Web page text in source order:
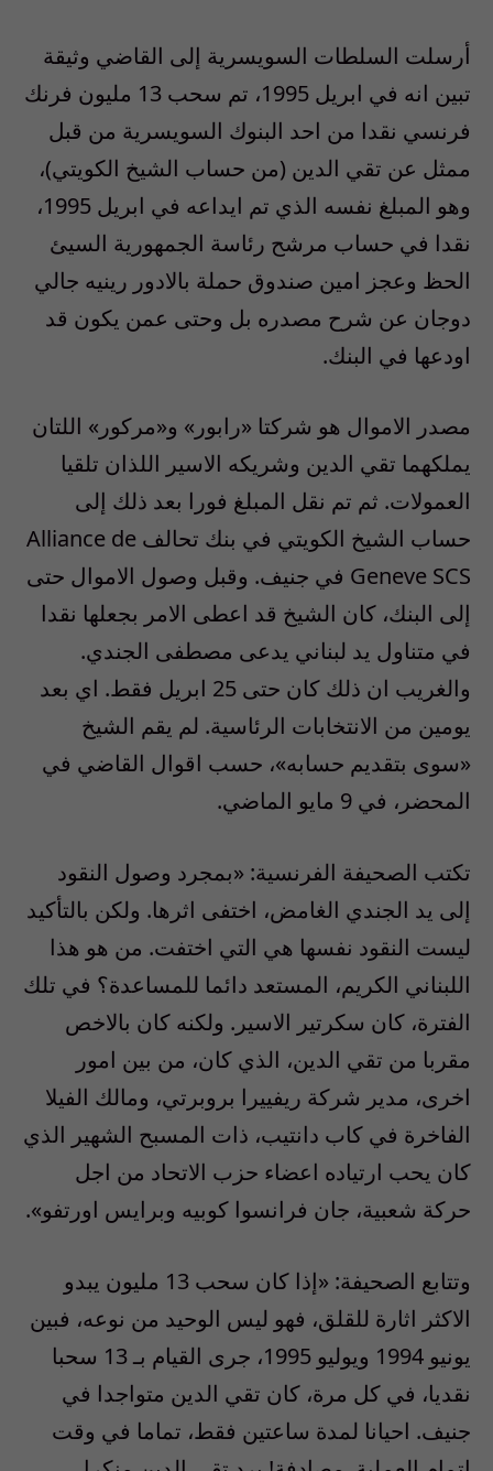
أرسلت السلطات السويسرية إلى القاضي وثيقة
تبين انه في ابريل 1995، تم سحب 13 مليون فرنك
فرنسي نقدا من احد البنوك السويسرية من قبل
ممثل عن تقي الدين (من حساب الشيخ الكويتي)،
وهو المبلغ نفسه الذي تم ايداعه في ابريل 1995،
نقدا في حساب مرشح رئاسة الجمهورية السيئ
الحظ وعجز امين صندوق حملة بالادور رينيه جالي
دوجان عن شرح مصدره بل وحتى عمن يكون قد
اودعها في البنك.
مصدر الاموال هو شركتا «رابور» و«مركور» اللتان
يملكهما تقي الدين وشريكه الاسير اللذان تلقيا
العمولات. ثم تم نقل المبلغ فورا بعد ذلك إلى
حساب الشيخ الكويتي في بنك تحالف Alliance de
Geneve SCS في جنيف. وقبل وصول الاموال حتى
إلى البنك، كان الشيخ قد اعطى الامر بجعلها نقدا
في متناول يد لبناني يدعى مصطفى الجندي.
والغريب ان ذلك كان حتى 25 ابريل فقط. اي بعد
يومين من الانتخابات الرئاسية. لم يقم الشيخ
«سوى بتقديم حسابه»، حسب اقوال القاضي في
المحضر، في 9 مايو الماضي.
تكتب الصحيفة الفرنسية: «بمجرد وصول النقود
إلى يد الجندي الغامض، اختفى اثرها. ولكن بالتأكيد
ليست النقود نفسها هي التي اختفت. من هو هذا
اللبناني الكريم، المستعد دائما للمساعدة؟ في تلك
الفترة، كان سكرتير الاسير. ولكنه كان بالاخص
مقربا من تقي الدين، الذي كان، من بين امور
اخرى، مدير شركة ريفييرا بروبرتي، ومالك الفيلا
الفاخرة في كاب دانتيب، ذات المسبح الشهير الذي
كان يحب ارتياده اعضاء حزب الاتحاد من اجل
حركة شعبية، جان فرانسوا كوبيه وبرايس اورتفو».
وتتابع الصحيفة: «إذا كان سحب 13 مليون يبدو
الاكثر اثارة للقلق، فهو ليس الوحيد من نوعه، فبين
يونيو 1994 ويوليو 1995، جرى القيام بـ 13 سحبا
نقديا، في كل مرة، كان تقي الدين متواجدا في
جنيف. احيانا لمدة ساعتين فقط، تماما في وقت